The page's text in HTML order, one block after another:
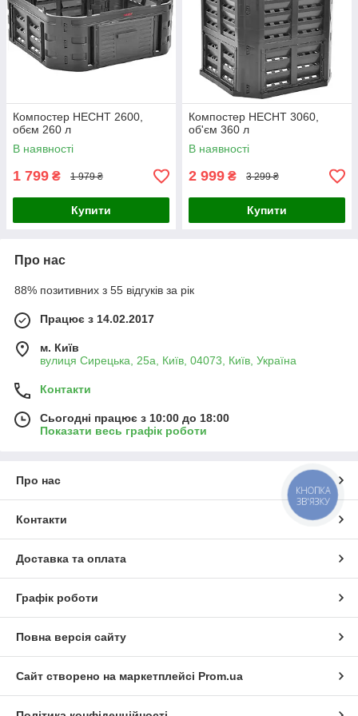
Компостер HECHT 2600,
обєм 260 л
В наявності
1 799 ₴ 1 979 ₴
Купити
Компостер HECHT 3060,
об'єм 360 л
В наявності
2 999 ₴ 3 299 ₴
Купити
Про нас
88% позитивних з 55 відгуків за рік
Працює з 14.02.2017
м. Київ
вулиця Сирецька, 25а, Київ, 04073, Київ, Україна
Контакти
Сьогодні працює з 10:00 до 18:00
Показати весь графік роботи
Про нас
Контакти
Доставка та оплата
Графік роботи
Повна версія сайту
Сайт створено на маркетплейсі Prom.ua
КНОПКА
ЗВ'ЯЗКУ